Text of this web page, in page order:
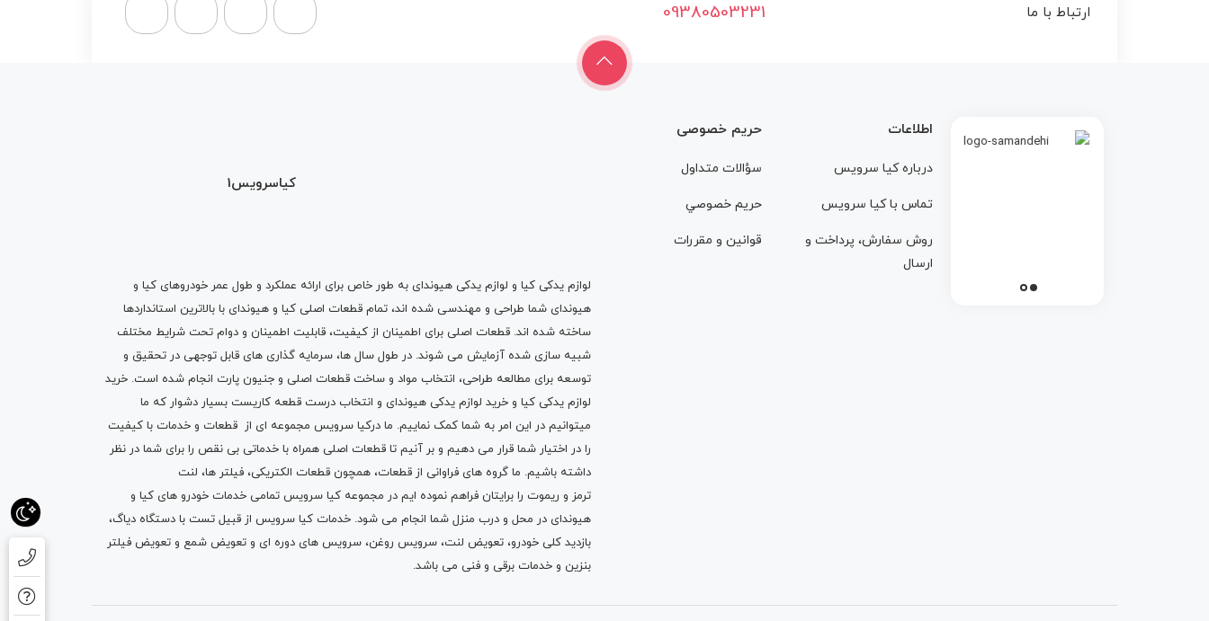
ارتباط با ما 09380503231
اطلاعات
درباره کيا سرويس
تماس با کيا سرويس
روش سفارش، پرداخت و
ارسال
حریم خصوصی
سؤالات متداول
حريم خصوصي
قوانين و مقررات
کیاسرویس1
لوازم یدکی کیا و لوازم یدکی هیوندای به طور خاص برای ارائه عملکرد و طول عمر خودروهای کیا و
هیوندای شما طراحی و مهندسی شده اند، تمام قطعات اصلی کیا و هیوندای با بالاترین استانداردها
ساخته شده اند. قطعات اصلی برای اطمینان از کیفیت، قابلیت اطمینان و دوام تحت شرایط مختلف
شبیه سازی شده آزمایش می شوند. در طول سال ها، سرمایه گذاری های قابل توجهی در تحقیق و
توسعه برای مطالعه طراحی، انتخاب مواد و ساخت قطعات اصلی و جنیون پارت انجام شده است. خرید
لوازم یدکی کیا و خرید لوازم یدکی هیوندای و انتخاب درست قطعه کاریست بسیار دشوار که ما
میتوانیم در این امر به شما کمک نماییم. ما درکیا سرویس مجموعه ای از قطعات و خدمات با کیفیت
را در اختیار شما قرار می دهیم و بر آنیم تا قطعات اصلی همراه با خدماتی بی نقص را برای شما در نظر
داشته باشیم. ما گروه های فراوانی از قطعات، همچون قطعات الکتریکی، فیلتر ها، لنت
ترمز و ریموت را برایتان فراهم نموده ایم در مجموعه کیا سرویس تمامی خدمات خودرو های کیا و
هیوندای در محل و درب منزل شما انجام می شود. خدمات کیا سرویس از قبیل تست با دستگاه دیاگ،
بازدید کلی خودرو، تعویض لنت، سرویس روغن، سرویس های دوره ای و تعویض شمع و تعویض فیلتر
بنزین و خدمات برقی و فنی می باشد.